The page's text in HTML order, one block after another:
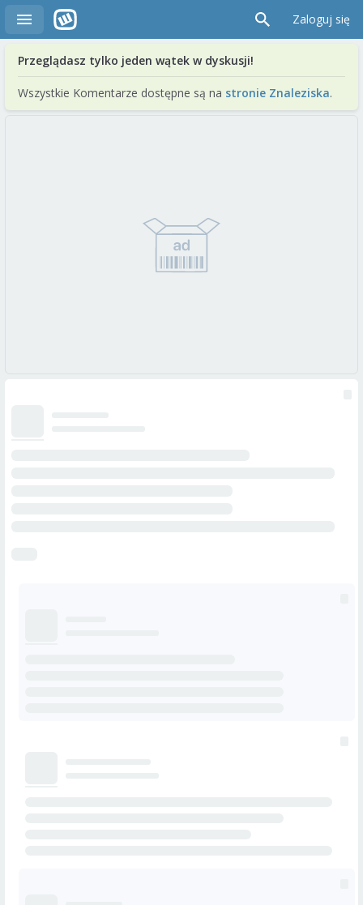
Zaloguj się
Przeglądasz tylko jeden wątek w dyskusji!
Wszystkie Komentarze dostępne są na stronie Znaleziska.